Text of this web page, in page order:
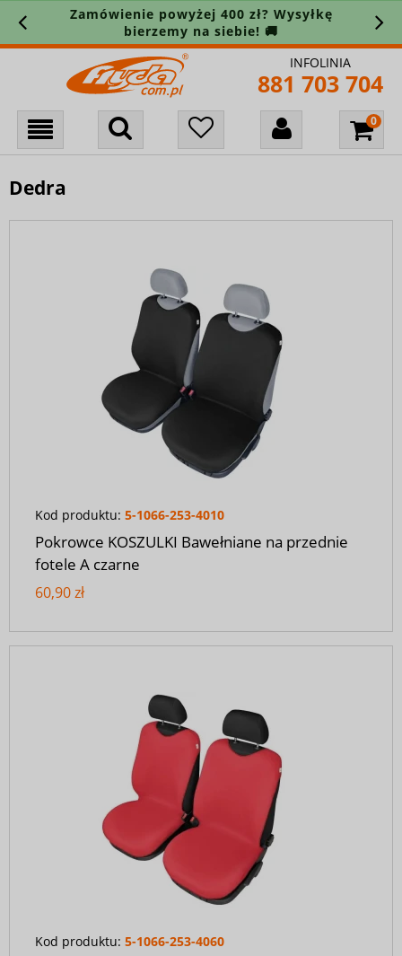
Zamówienie powyżej 400 zł? Wysyłkę
bierzemy na siebie! 🚚
INFOLINIA
881 703 704
Dedra
Kod produktu: 5-1066-253-4010
Pokrowce KOSZULKI Bawełniane na przednie
fotele A czarne
60,90 zł
Kod produktu: 5-1066-253-4060